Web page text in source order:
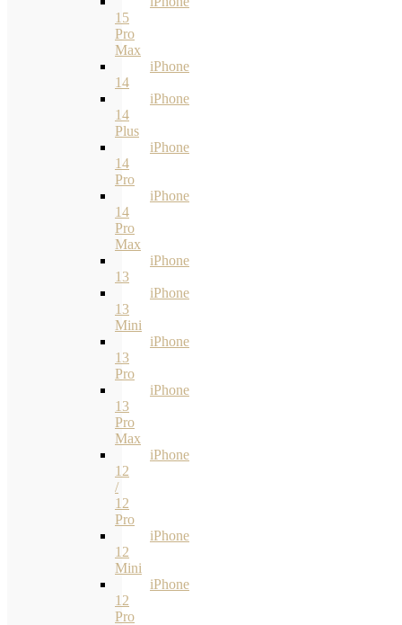
15
Pro
Max
iPhone
14
iPhone
14
Plus
iPhone
14
Pro
iPhone
14
Pro
Max
iPhone
13
iPhone
13
Mini
iPhone
13
Pro
iPhone
13
Pro
Max
iPhone
12
/
12
Pro
iPhone
12
Mini
iPhone
12
Pro